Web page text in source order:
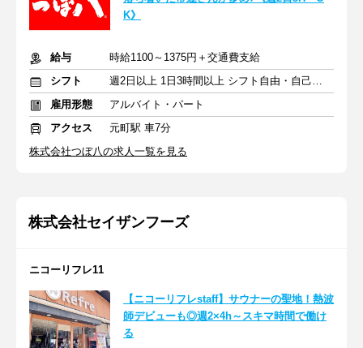
K》
給与
時給1100～1375円＋交通費支給
シフト
週2日以上 1日3時間以上 シフト自由・自己申告
雇用形態
アルバイト・パート
アクセス
元町駅 車7分
株式会社つぼ八の求人一覧を見る
株式会社セイザンフーズ
ニコーリフレ11
【ニコーリフレstaff】サウナーの聖地！熱波
師デビューも◎週2×4h～スキマ時間で働け
る